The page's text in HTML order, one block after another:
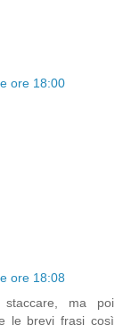
ore 18:00
ore 18:08
ma poi
le brevi frasi così